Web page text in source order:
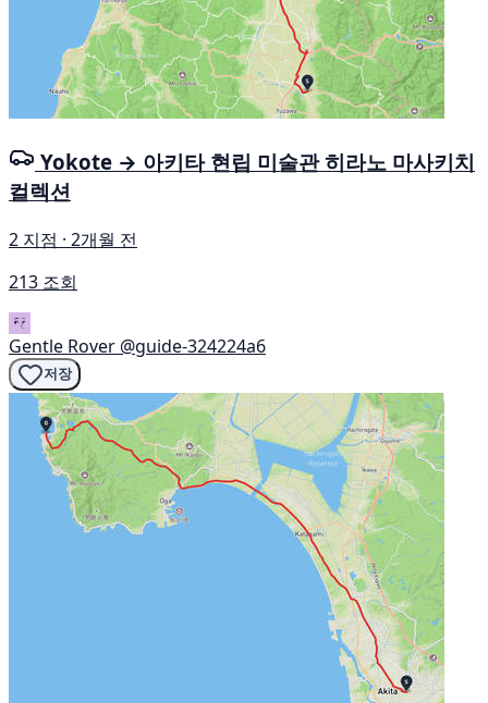
Yokote → 아키타 현립 미술관 히라노 마사키치
컬렉션
2 지점 · 2개월 전
213 조회
Gentle Rover @guide-324224a6
저장